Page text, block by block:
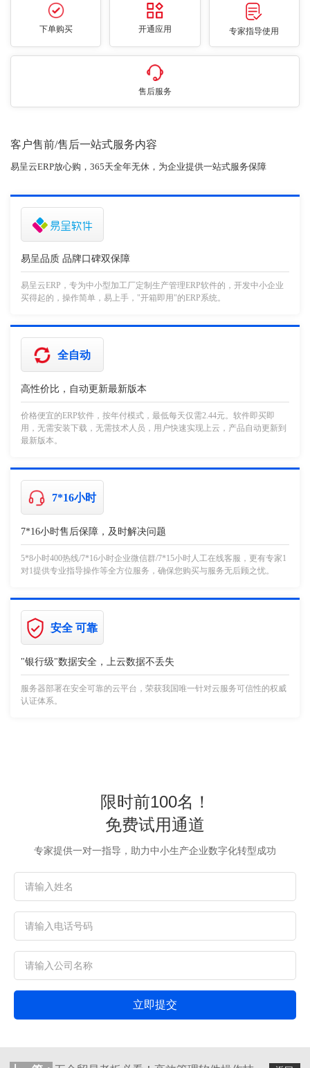
下单购买 开通应用 专家指导使用
售后服务
客户售前/售后一站式服务内容
易呈云ERP放心购，365天全年无休，为企业提供一站式服务保障
易呈品质 品牌口碑双保障
易呈云ERP，专为中小型加工厂定制生产管理ERP软件的，开发中小企业
买得起的，操作简单，易上手，"开箱即用"的ERP系统。
全自动
高性价比，自动更新最新版本
价格便宜的ERP软件，按年付模式，最低每天仅需2.44元。软件即买即
用，无需安装下载，无需技术人员，用户快速实现上云，产品自动更新到
最新版本。
7*16小时
7*16小时售后保障，及时解决问题
5*8小时400热线/7*16小时企业微信群/7*15小时人工在线客服，更有专家1
对1提供专业指导操作等全方位服务，确保您购买与服务无后顾之忧。
安全 可靠
"银行级"数据安全，上云数据不丢失
服务器部署在安全可靠的云平台，荣获我国唯一针对云服务可信性的权威
认证体系。
限时前100名！
免费试用通道
专家提供一对一指导，助力中小生产企业数字化转型成功
立即提交